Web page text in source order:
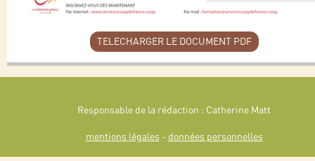
TELECHARGER LE DOCUMENT PDF
Responsable de la rédaction : Catherine Matt
mentions légales - données personnelles